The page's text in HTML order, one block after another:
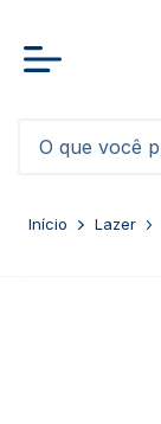
Início Lazer